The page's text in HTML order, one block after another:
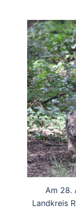
Am 28.
Landkreis